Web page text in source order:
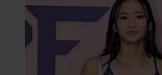
gaat akkoord met onze cookies als
gebruiken.